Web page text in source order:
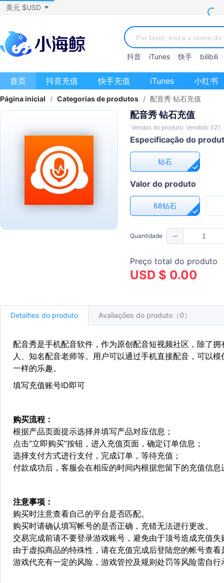
美元 $USD
抖音 iTunes 快手 bilibili
首页 抖音充值 快手充值 iTunes 小红书
Página inicial / Categorias de produtos / 配音秀 钻石充值
配音秀 钻石充值
Vendas do produto: Vendido 321
Especificação do
钻石
Valor do produto
68钻石
Quantidade
Preço total do produto
USD $ 0.00
Detalhes do produto Avaliações do produto（0）
配音秀是手机配音软件，作为原创配音短视频社区，除了
人、知名配音老师等。用户可以通过手机直接配音，可以
一样的乐趣。
填写充值账号ID即可
购买流程：
根据产品页面提示选择并填写产品对应信息；
点击“立即购买”按钮，进入充值页面，确定订单信息；
选择支付方式进行支付，完成订单，等待充值；
付款成功后，客服会在相应的时间内根据您留下的充值信
注意事项：
购买时注意查看自己的平台是否匹配。
购买时请确认填写帐号的是否正确，充错无法进行更改。
交易完成前请不要登录游戏账号，避免由于顶号造成充值
由于虚拟商品的特殊性，请在充值完成后登陆您的帐号查
游戏代充有一定的风险，游戏管控及规则处罚等风险需自行